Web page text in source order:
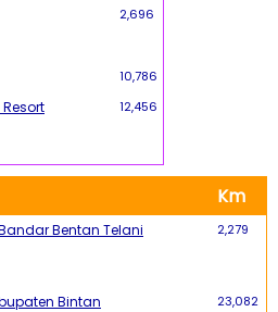
2,696
10,786
12,456
Km
Bentan Telani 2,279
Bintan 23,082